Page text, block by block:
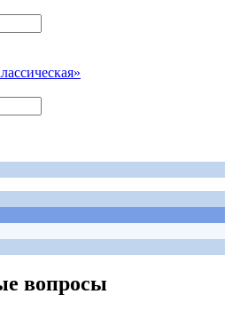
вопросы